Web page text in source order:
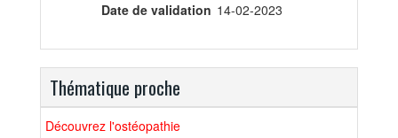
Date de validation 14-02-2023
Thématique proche
Découvrez l'ostéopathie